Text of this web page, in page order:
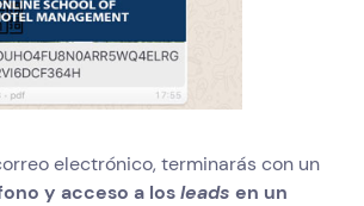
electrónico, terminarás con un
y acceso a losleads en un